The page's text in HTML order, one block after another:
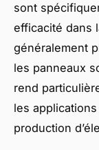
sont
efficacité dans
généralement
les panneaux
rend
les
production